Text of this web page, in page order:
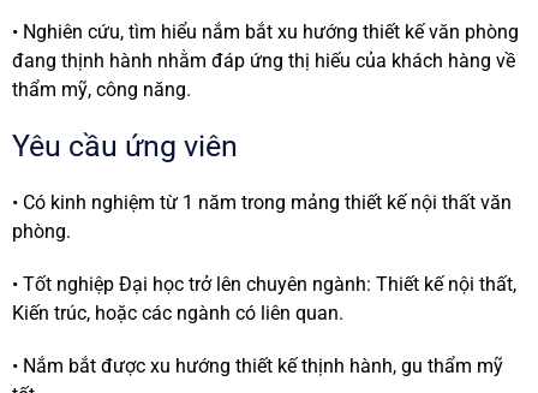
• Nghiên cứu, tìm hiểu nắm bắt xu hướng thiết kế văn phòng
đang thịnh hành nhằm đáp ứng thị hiếu của khách hàng về
thẩm mỹ, công năng.
Yêu cầu ứng viên
• Có kinh nghiệm từ 1 năm trong mảng thiết kế nội thất văn
phòng.
• Tốt nghiệp Đại học trở lên chuyên ngành: Thiết kế nội thất,
Kiến trúc, hoặc các ngành có liên quan.
• Nắm bắt được xu hướng thiết kế thịnh hành, gu thẩm mỹ